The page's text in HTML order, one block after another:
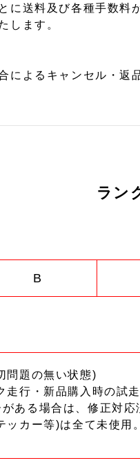
に送料及び各種手数
します。
によるキャンセル・
ラン
B
問題の無い状態)
行・新品購入時の試
ある場合は、修正対応
カー等)は全て未使用。